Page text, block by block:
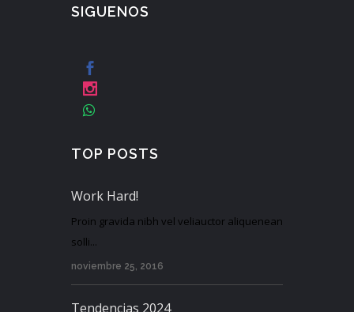
SIGUENOS
TOP POSTS
Work Hard!
Proin gravida nibh vel veliauctor aliquenean
solli...
noviembre 25, 2016
Tendencias 2024